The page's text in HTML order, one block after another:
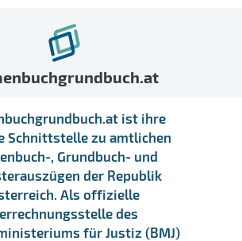
ist ihre
Schnittstelle zu amtlichen
, Grundbuch- und
der Republik
Als offizielle
des
für Justiz (BMJ)